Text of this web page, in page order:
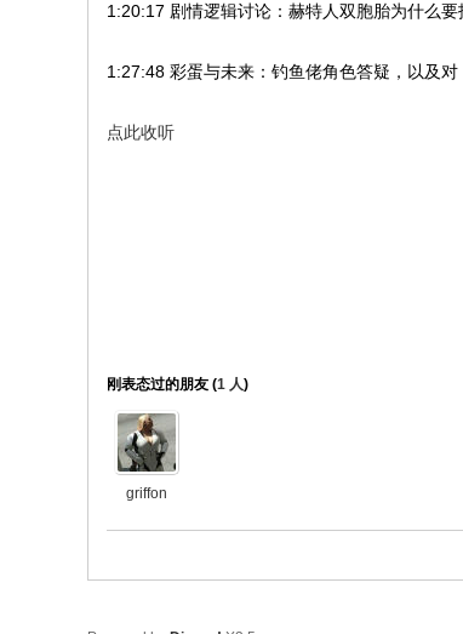
1:20:17 剧情逻辑讨论：赫特人双胞胎为什么
1:27:48 彩蛋与未来：钓鱼佬角色答疑，以及
点此收听
刚表态过的朋友 (1 人)
griffon